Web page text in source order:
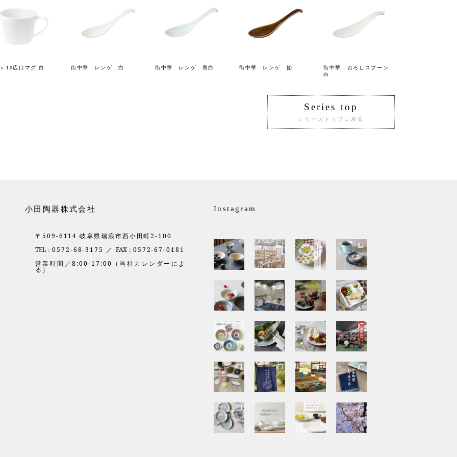
10広口マグ 白 街中華 レンゲ 白 街中華 レンゲ 青白 街中華 レンゲ 飴
街中華 おろしスプーン
白
Series top
シリーズトップに戻る
小田陶器株式会社
〒509-6114 岐阜県瑞浪市西小田町2-100
TEL： 0572-68-3175 ／ FAX： 0572-67-0181
営業時間／8:00-17:00（当社カレンダーによ
る）
Instagram